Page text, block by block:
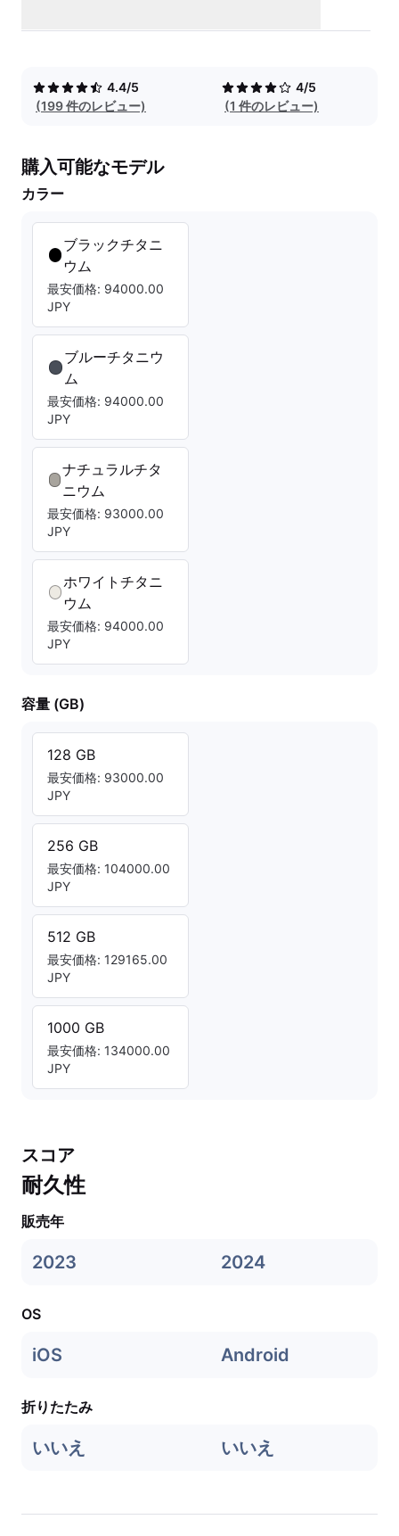
4.4/5
(199 件のレビュー)
4/5
(1 件のレビュー)
購入可能なモデル
カラー
ブラックチタニ
ウム
最安価格: 94000.00
JPY
ブルーチタニウ
ム
最安価格: 94000.00
JPY
ナチュラルチタ
ニウム
最安価格: 93000.00
JPY
ホワイトチタニ
ウム
最安価格: 94000.00
JPY
容量 (GB)
128 GB
最安価格: 93000.00
JPY
256 GB
最安価格: 104000.00
JPY
512 GB
最安価格: 129165.00
JPY
1000 GB
最安価格: 134000.00
JPY
スコア
耐久性
販売年
2023 2024
OS
iOS Android
折りたたみ
いいえ いいえ